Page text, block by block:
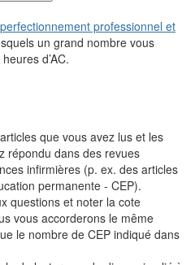
professionnel et
un grand nombre vous
d’AC.
que vous avez lus et les
répondu dans des revues
infirmières (p. ex. des articles
permanente - CEP).
questions et noter la cote
vous accorderons le même
le nombre de CEP indiqué dans